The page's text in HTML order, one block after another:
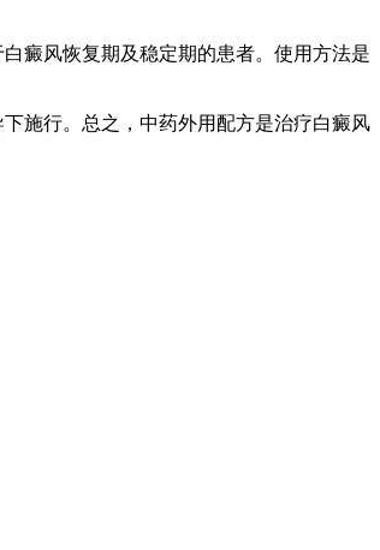
癜风恢复期及稳定期的患者。使用方法是
施行。总之，中药外用配方是治疗白癜风